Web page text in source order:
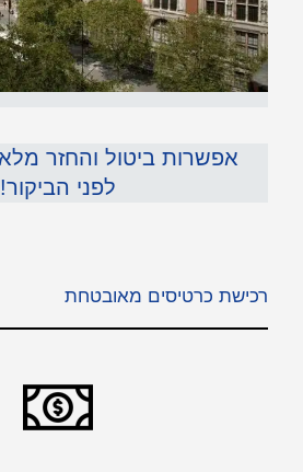
לפני הביקור!
רכישת כרטיסים מאובטחת